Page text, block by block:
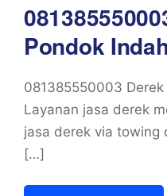
Pondok
081385550003
Layanan jasa derek
jasa derek via towing
[…]